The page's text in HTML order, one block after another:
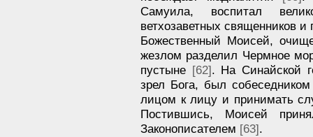
Самуила, воспитал
ветхозаветных священников и
Божественный Моисей,
жезлом разделил Чермное
пустыне [62]. На Синайской
зрел Бога, был
лицом к лицу и принимать
Постившись, Моисей
Законописателем [63].